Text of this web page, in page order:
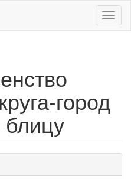
город